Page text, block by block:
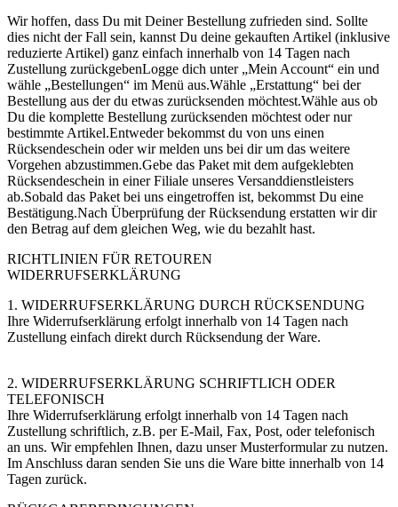
Wir hoffen, dass Du mit Deiner Bestellung zufrieden sind. Sollte
dies nicht der Fall sein, kannst Du deine gekauften Artikel (inklusive
reduzierte Artikel) ganz einfach innerhalb von 14 Tagen nach
Zustellung zurückgebenLogge dich unter „Mein Account“ ein und
wähle „Bestellungen“ im Menü aus.Wähle „Erstattung“ bei der
Bestellung aus der du etwas zurücksenden möchtest.Wähle aus ob
Du die komplette Bestellung zurücksenden möchtest oder nur
bestimmte Artikel.Entweder bekommst du von uns einen
Rücksendeschein oder wir melden uns bei dir um das weitere
Vorgehen abzustimmen.Gebe das Paket mit dem aufgeklebten
Rücksendeschein in einer Filiale unseres Versanddienstleisters
ab.Sobald das Paket bei uns eingetroffen ist, bekommst Du eine
Bestätigung.Nach Überprüfung der Rücksendung erstatten wir dir
den Betrag auf dem gleichen Weg, wie du bezahlt hast.
RICHTLINIEN FÜR RETOUREN
WIDERRUFSERKLÄRUNG
1. WIDERRUFSERKLÄRUNG DURCH RÜCKSENDUNG
Ihre Widerrufserklärung erfolgt innerhalb von 14 Tagen nach
Zustellung einfach direkt durch Rücksendung der Ware.
2. WIDERRUFSERKLÄRUNG SCHRIFTLICH ODER
TELEFONISCH
Ihre Widerrufserklärung erfolgt innerhalb von 14 Tagen nach
Zustellung schriftlich, z.B. per E-Mail, Fax, Post, oder telefonisch
an uns. Wir empfehlen Ihnen, dazu unser Musterformular zu nutzen.
Im Anschluss daran senden Sie uns die Ware bitte innerhalb von 14
Tagen zurück.